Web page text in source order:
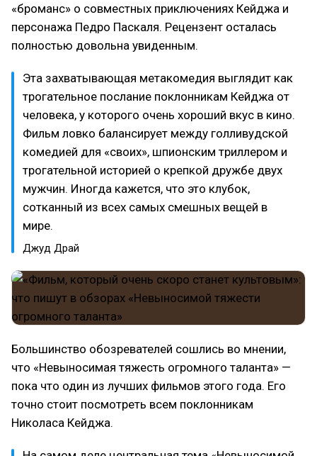
«броманс» о совместных приключениях Кейджа и
персонажа Педро Паскаля. Рецензент осталась
полностью довольна увиденным.
Эта захватывающая метакомедия выглядит как
трогательное послание поклонникам Кейджа от
человека, у которого очень хороший вкус в кино.
Фильм ловко балансирует между голливудской
комедией для «своих», шпионским триллером и
трогательной историей о крепкой дружбе двух
мужчин. Иногда кажется, что это клубок,
сотканный из всех самых смешных вещей в
мире.
Джуд Драй
Большинство обозревателей сошлись во мнении,
что «Невыносимая тяжесть огромного таланта» —
пока что один из лучших фильмов этого года. Его
точно стоит посмотреть всем поклонникам
Николаса Кейджа.